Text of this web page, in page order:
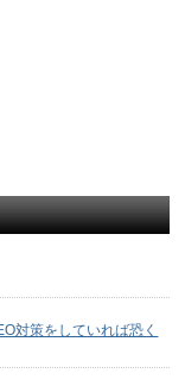
対策をしていれば恐く